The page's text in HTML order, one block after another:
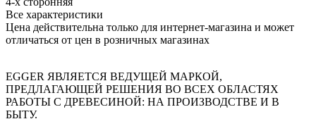
Все характеристики
Цена действительна только для интернет-магазина и может
отличаться от цен в розничных магазинах
EGGER ЯВЛЯЕТСЯ ВЕДУЩЕЙ МАРКОЙ,
ПРЕДЛАГАЮЩЕЙ РЕШЕНИЯ ВО ВСЕХ ОБЛАСТЯХ
РАБОТЫ С ДРЕВЕСИНОЙ: НА ПРОИЗВОДСТВЕ И В
БЫТУ.